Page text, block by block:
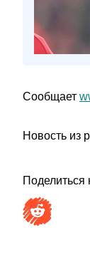
Сообщает
Новость из
Поделиться